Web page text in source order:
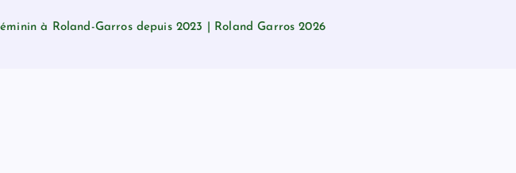
à Roland-Garros depuis 2023 | Roland Garros 2026